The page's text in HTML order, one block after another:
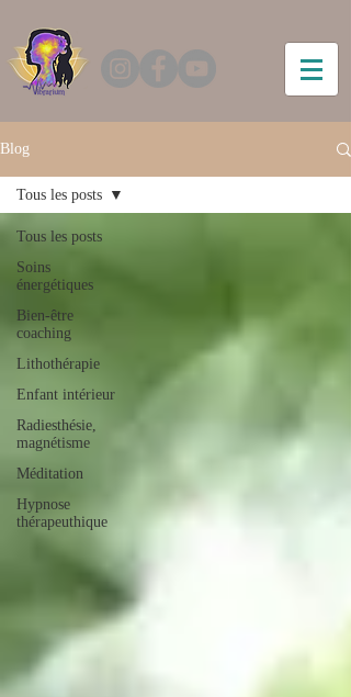
Blog
Tous les posts
Soins
énergétiques
Bien-être
coaching
Lithothérapie
Enfant intérieur
Radiesthésie,
magnétisme
Méditation
Hypnose
thérapeuthique
Tous les posts